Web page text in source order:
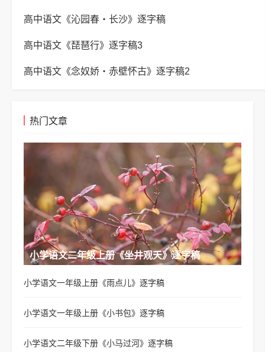
高中语文《沁园春・长沙》逐字稿
高中语文《琵琶行》逐字稿3
高中语文《念奴娇・赤壁怀古》逐字稿2
热门文章
小学语文二年级上册《坐井观天》逐字稿
小学语文一年级上册《雨点儿》逐字稿
小学语文一年级上册《小书包》逐字稿
小学语文二年级下册《小马过河》逐字稿